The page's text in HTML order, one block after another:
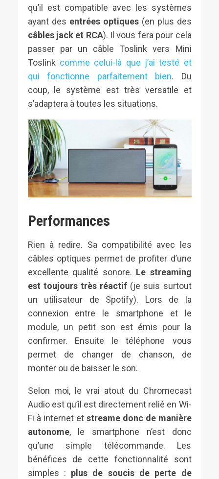
qu’il est compatible avec les systèmes
ayant des entrées optiques(en plus des
câbles jack et RCA). Il vous fera pour cela
passer par un câble Toslink vers Mini
Toslink comme celui-là que j’ai testé et
qui fonctionne parfaitement bien. Du
coup, le système est très versatile et
s’adaptera à toutes les situations.
Performances
Rien à redire. Sa compatibilité avec les
câbles optiques permet de profiter d’une
excellente qualité sonore. Le streaming
est toujours très réactif (je suis surtout
un utilisateur de Spotify). Lors de la
connexion entre le smartphone et le
module, un petit son est émis pour la
confirmer. Ensuite le téléphone vous
permet de changer de chanson, de
monter ou de baisser le son.
Selon moi, le vrai atout du Chromecast
Audio est qu’il est directement relié en Wi-
Fi à internet et streame donc de manière
autonome, le smartphone n’est donc
qu’une simple télécommande. Les
bénéfices de cette fonctionnalité sont
simples : plus de soucis de perte de